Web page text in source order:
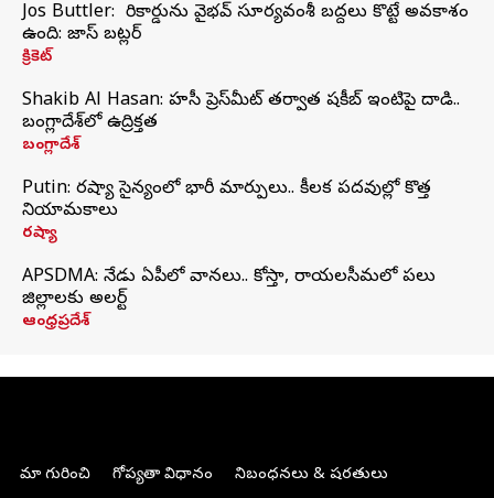
Jos Buttler: నా రికార్డును వైభవ్ సూర్యవంశీ బద్దలు కొట్టే అవకాశం
ఉంది: జాస్ బట్లర్
క్రికెట్
Shakib Al Hasan: హసీనా ప్రెస్‌మీట్‌ తర్వాత షకీబ్‌ ఇంటిపై దాడి..
బంగ్లాదేశ్‌లో ఉద్రిక్తత
బంగ్లాదేశ్
Putin: రష్యా సైన్యంలో భారీ మార్పులు.. కీలక పదవుల్లో కొత్త
నియామకాలు
రష్యా
APSDMA: నేడు ఏపీలో వానలు.. కోస్తా, రాయలసీమలో పలు
జిల్లాలకు అలర్ట్
ఆంధ్రప్రదేశ్
మా గురించి గోప్యతా విధానం నిబంధనలు & షరతులు